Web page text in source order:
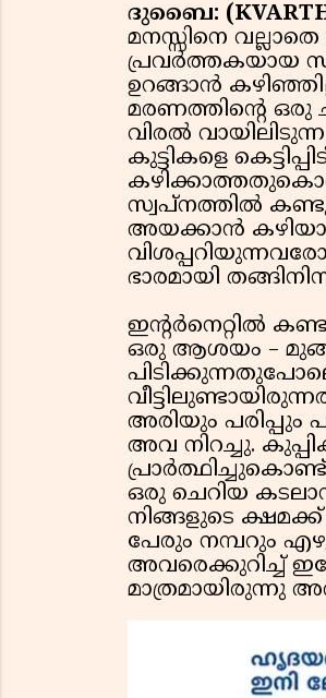
ദുബൈ:
മനസ്സിനെ
പ്രവർത്തകയായ
ഉറങ്ങാൻ
മരണത്തിന്റെ ഒരു
വിരൽ
കുട്ടികളെ
സ്വപ്നത്തിൽ
അയക്കാൻ
ഭാരമായി
ഇന്റർനെറ്റിൽ
ഒരു ആശയം –
അരിയും പരിപ്പും
അവ നിറച്ചു.
ഒരു ചെറിയ
നിങ്ങളുടെ
പേരും നമ്പറും
അവരെക്കുറിച്ച്
മാത്രമായിരുന്നു